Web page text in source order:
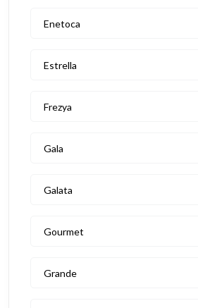
Enetoca
Estrella
Frezya
Gala
Galata
Gourmet
Grande